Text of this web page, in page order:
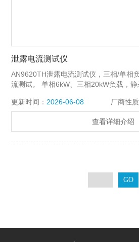
泄露电流测试仪
AN9620TH泄露电流测试仪，三相/单相
流测试。 单相6kW、三相20kW负载，
更新时间： 2026-06-08 厂商性质
查看详细介绍